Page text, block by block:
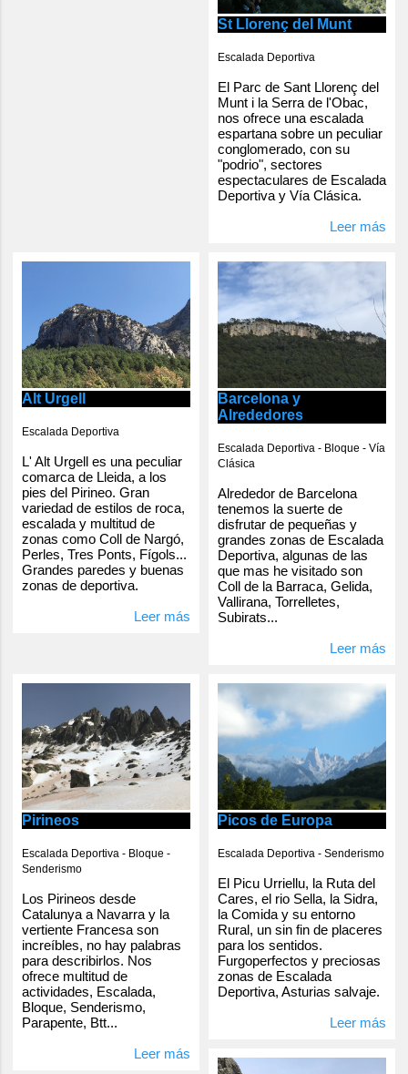
St Llorenç del Munt
Escalada Deportiva
El Parc de Sant Llorenç del
Munt i la Serra de l'Obac,
nos ofrece una escalada
espartana sobre un peculiar
conglomerado, con su
"podrio", sectores
espectaculares de Escalada
Deportiva y Vía Clásica.
Leer más
Alt Urgell
Escalada Deportiva
L' Alt Urgell es una peculiar
comarca de Lleida, a los
pies del Pirineo. Gran
variedad de estilos de roca,
escalada y multitud de
zonas como Coll de Nargó,
Perles, Tres Ponts, Fígols...
Grandes paredes y buenas
zonas de deportiva.
Leer más
Barcelona y
Alrededores
Escalada Deportiva - Bloque - Vía
Clásica
Alrededor de Barcelona
tenemos la suerte de
disfrutar de pequeñas y
grandes zonas de Escalada
Deportiva, algunas de las
que mas he visitado son
Coll de la Barraca, Gelida,
Vallirana, Torrelletes,
Subirats...
Leer más
Pirineos
Escalada Deportiva - Bloque -
Senderismo
Los Pirineos desde
Catalunya a Navarra y la
vertiente Francesa son
increíbles, no hay palabras
para describirlos. Nos
ofrece multitud de
actividades, Escalada,
Bloque, Senderismo,
Parapente, Btt...
Leer más
Picos de Europa
Escalada Deportiva - Senderismo
El Picu Urriellu, la Ruta del
Cares, el rio Sella, la Sidra,
la Comida y su entorno
Rural, un sin fin de placeres
para los sentidos.
Furgoperfectos y preciosas
zonas de Escalada
Deportiva, Asturias salvaje.
Leer más